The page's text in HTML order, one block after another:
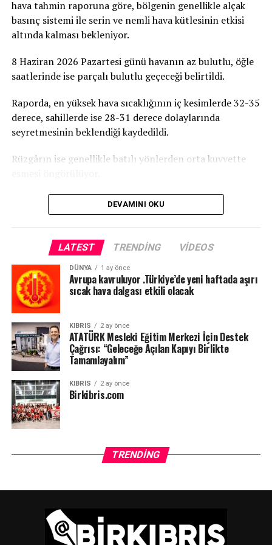
hava tahmin raporuna göre, bölgenin genellikle alçak
basınç sistemi ile serin ve nemli hava kütlesinin etkisi
altında kalması bekleniyor.
8 Haziran 2026 Pazartesi günü havanın az bulutlu, öğle
saatlerinde ise parçalı bulutlu geçeceği belirtildi.
Raporda, en yüksek hava sıcaklığının iç kesimlerde 32-35
derece, sahillerde ise 28-31 derece dolaylarında
seyretmesinin beklendiği kaydedildi.
Rüzgârın ise genellikle batılı yönlerden orta kuvvette
DEVAMINI OKU
LATEST TRENDING VIDEOS
DÜNYA 1 ay önce
Avrupa kavruluyor .Türkiye’de yeni haftada aşırı
sıcak hava dalgası etkili olacak
KIBRIS 2 ay önce
ATATÜRK Mesleki Eğitim Merkezi İçin Destek
Çağrısı: “Geleceğe Açılan Kapıyı Birlikte
Tamamlayalım”
KIBRIS 2 ay önce
Birkibris.com
TRENDING